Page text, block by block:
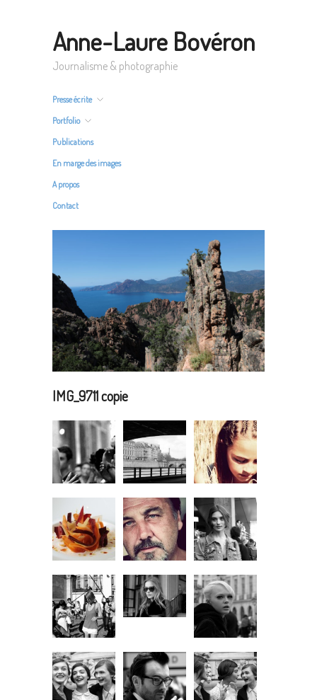
Anne-Laure Bovéron
Journalisme & photographie
Presse écrite
Portfolio
Publications
En marge des images
A propos
Contact
IMG_9711 copie